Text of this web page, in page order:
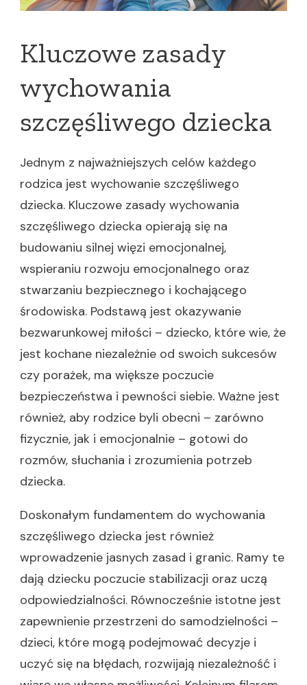
Kluczowe zasady
wychowania
szczęśliwego dziecka
Jednym z najważniejszych celów każdego
rodzica jest wychowanie szczęśliwego
dziecka. Kluczowe zasady wychowania
szczęśliwego dziecka opierają się na
budowaniu silnej więzi emocjonalnej,
wspieraniu rozwoju emocjonalnego oraz
stwarzaniu bezpiecznego i kochającego
środowiska. Podstawą jest okazywanie
bezwarunkowej miłości – dziecko, które wie, że
jest kochane niezależnie od swoich sukcesów
czy porażek, ma większe poczucie
bezpieczeństwa i pewności siebie. Ważne jest
również, aby rodzice byli obecni – zarówno
fizycznie, jak i emocjonalnie – gotowi do
rozmów, słuchania i zrozumienia potrzeb
dziecka.
Doskonałym fundamentem do wychowania
szczęśliwego dziecka jest również
wprowadzenie jasnych zasad i granic. Ramy te
dają dziecku poczucie stabilizacji oraz uczą
odpowiedzialności. Równocześnie istotne jest
zapewnienie przestrzeni do samodzielności –
dzieci, które mogą podejmować decyzje i
uczyć się na błędach, rozwijają niezależność i